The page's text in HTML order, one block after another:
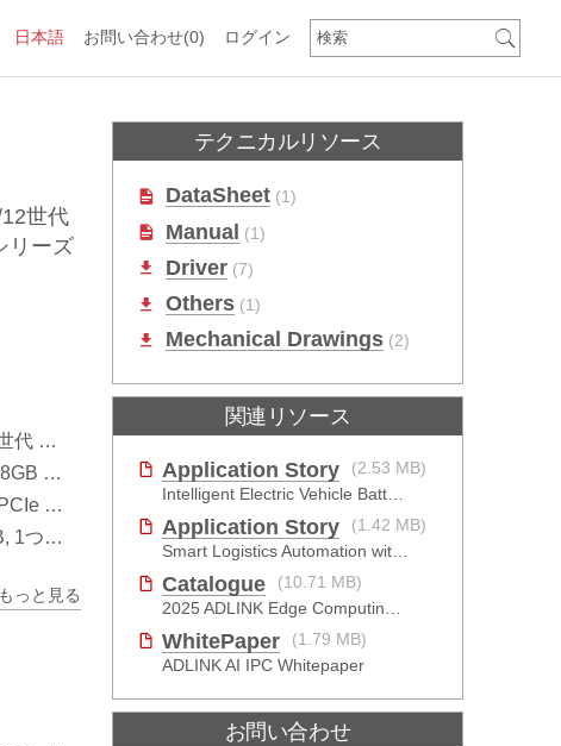
お問い合わせ(0)
日本語 ログイン
世代
リーズ
搭載
Type C
SATA3
VGA
もっと見る
テクニカルリソース
DataSheet (1)
Manual (1)
Driver (7)
Others (1)
Mechanical Drawings (2)
関連リソース
Application Story
(2.53 MB)
Intelligent Electric Vehicle Battery Manufacturing Solutions
Application Story
(1.42 MB)
Smart Logistics Automation with ATX Motherboard
Catalogue
(10.71 MB)
2025 ADLINK Edge Computing Platforms Catalog
WhitePaper
(1.79 MB)
ADLINK AI IPC Whitepaper
お問い合わせ